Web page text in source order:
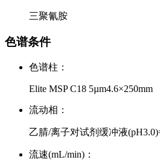
三聚氰胺
色谱条件
色谱柱：
Elite MSP C18 5µm4.6×250mm
流动相：
乙腈/离子对试剂缓冲液
流速(mL/min)：